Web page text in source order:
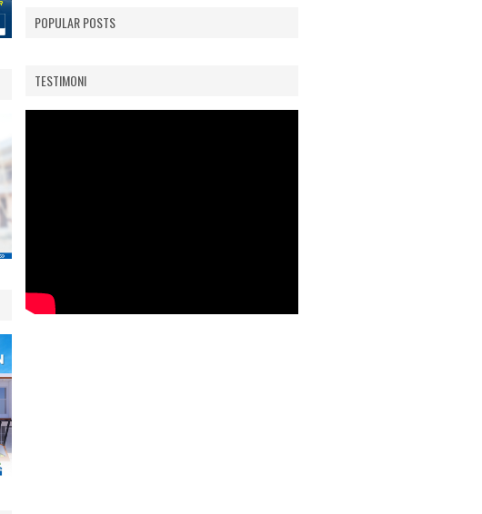
POPULAR POSTS
TESTIMONI